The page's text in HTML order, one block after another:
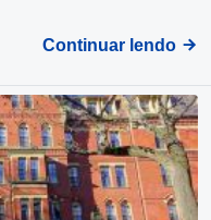
Continuar lendo